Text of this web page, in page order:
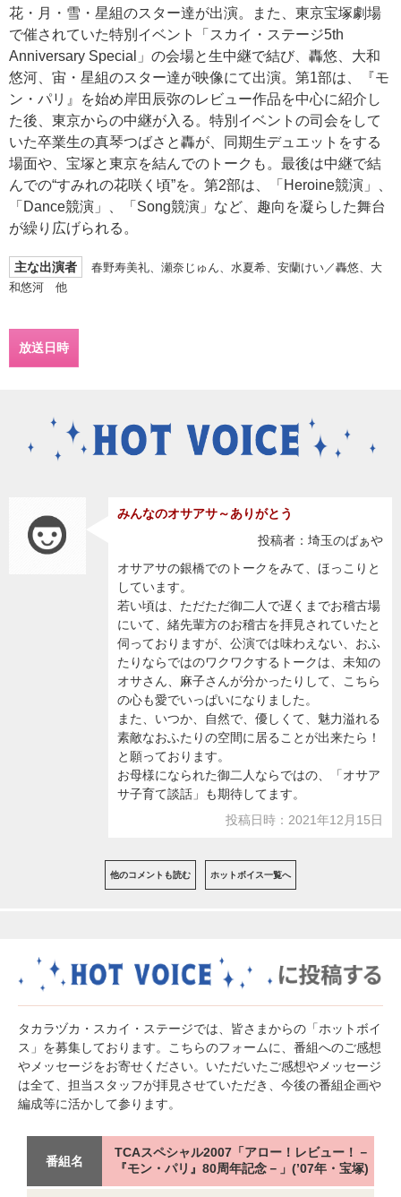
花・月・雪・星組のスター達が出演。また、東京宝塚劇場
で催されていた特別イベント「スカイ・ステージ5th
Anniversary Special」の会場と生中継で結び、轟悠、大和
悠河、宙・星組のスター達が映像にて出演。第1部は、『モ
ン・パリ』を始め岸田辰弥のレビュー作品を中心に紹介し
た後、東京からの中継が入る。特別イベントの司会をして
いた卒業生の真琴つばさと轟が、同期生デュエットをする
場面や、宝塚と東京を結んでのトークも。最後は中継で結
んでの“すみれの花咲く頃”を。第2部は、「Heroine競演」、
「Dance競演」、「Song競演」など、趣向を凝らした舞台
が繰り広げられる。
主な出演者
春野寿美礼、瀬奈じゅん、水夏希、安蘭けい／轟悠、大
和悠河 他
放送日時
みんなのオサアサ～ありがとう
投稿者：埼玉のばぁや
オサアサの銀橋でのトークをみて、ほっこりと
しています。
若い頃は、ただただ御二人で遅くまでお稽古場
にいて、緒先輩方のお稽古を拝見されていたと
伺っておりますが、公演では味わえない、おふ
たりならではのワクワクするトークは、未知の
オサさん、麻子さんが分かったりして、こちら
の心も愛でいっぱいになりました。
また、いつか、自然で、優しくて、魅力溢れる
素敵なおふたりの空間に居ることが出来たら！
と願っております。
お母様になられた御二人ならではの、「オサア
サ子育て談話」も期待してます。
投稿日時：2021年12月15日
他のコメントも読む ホットボイス一覧へ
タカラヅカ・スカイ・ステージでは、皆さまからの「ホットボイ
ス」を募集しております。こちらのフォームに、番組へのご感想
やメッセージをお寄せください。いただいたご感想やメッセージ
は全て、担当スタッフが拝見させていただき、今後の番組企画や
編成等に活かして参ります。
番組名
TCAスペシャル2007「アロー！レビュー！－
『モン・パリ』80周年記念－」(’07年・宝塚)